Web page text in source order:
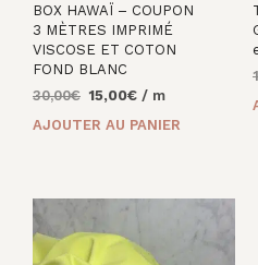
BOX HAWAÏ – COUPON
3 MÈTRES IMPRIMÉ
VISCOSE ET COTON
FOND BLANC
30,00€ Le
initial
15,00€Le
actuel
/ m
AJOUTER AU PANIER